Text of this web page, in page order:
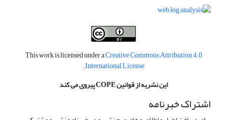
This work is licensed under aCreative Commons Attribution 4.0
International License
.
این نشریه از قوانین COPE پیروی می کند
اشتراک خبرنامه